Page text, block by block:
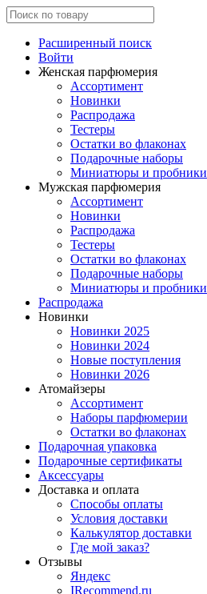
Расширенный поиск
Войти
Женская парфюмерия
Ассортимент
Новинки
Распродажа
Тестеры
Остатки во флаконах
Подарочные наборы
Миниатюры и пробники
Мужская парфюмерия
Ассортимент
Новинки
Распродажа
Тестеры
Остатки во флаконах
Подарочные наборы
Миниатюры и пробники
Распродажа
Новинки
Новинки 2025
Новинки 2024
Новые поступления
Новинки 2026
Атомайзеры
Ассортимент
Наборы парфюмерии
Остатки во флаконах
Подарочная упаковка
Подарочные сертификаты
Аксессуары
Доставка и оплата
Способы оплаты
Условия доставки
Калькулятор доставки
Где мой заказ?
Отзывы
Яндекс
IRecommend.ru